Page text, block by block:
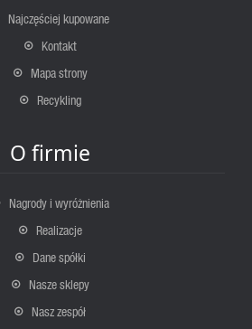
Najczęściej kupowane
Kontakt
Mapa strony
Recykling
O firmie
Nagrody i wyróżnienia
Realizacje
Dane spółki
Nasze sklepy
Nasz zespół